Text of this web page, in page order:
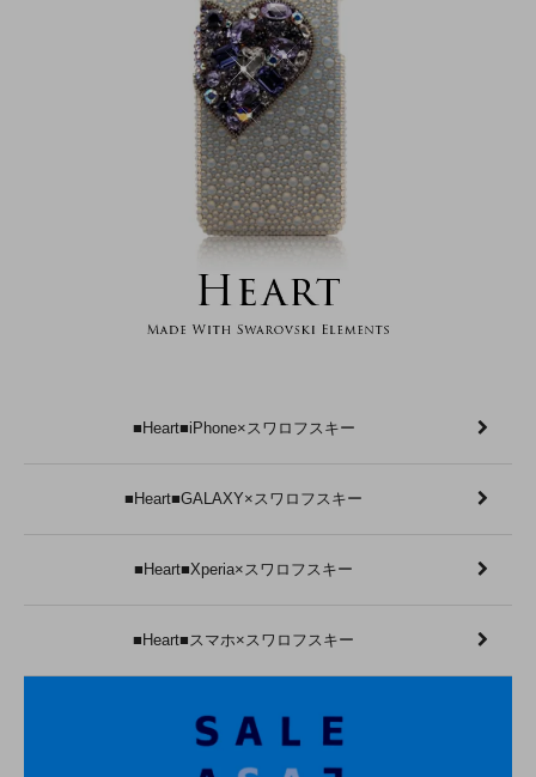
■Heart■iPhone×スワロフスキー
■Heart■GALAXY×スワロフスキー
■Heart■Xperia×スワロフスキー
■Heart■スマホ×スワロフスキー